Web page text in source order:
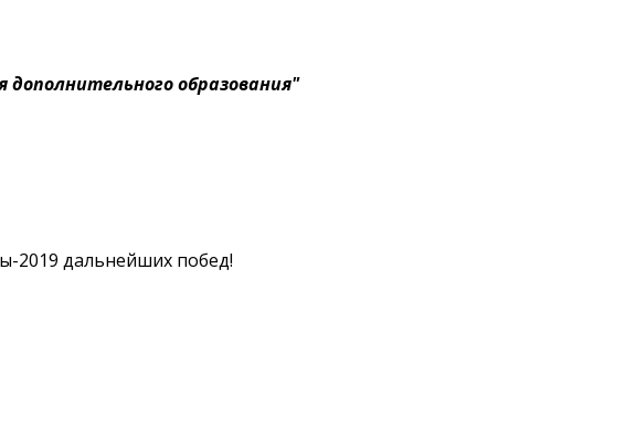
образования"
2019 дальнейших побед!